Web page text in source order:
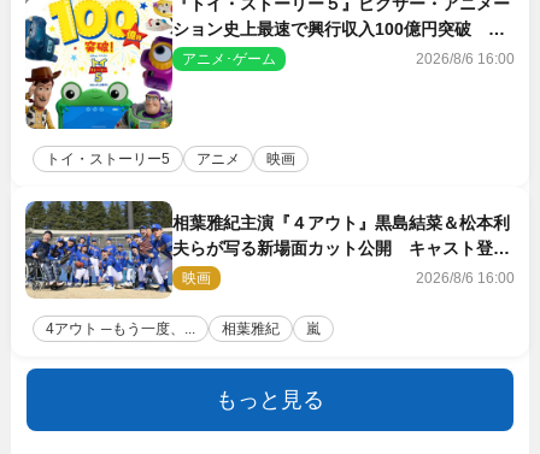
ション史上最速で興行収入100億円突破 シ
リーズNo.1興収が目前
アニメ･ゲーム 2026/8/6 16:00
トイ・ストーリー5 アニメ 映画
相葉雅紀主演『４アウト』黒島結菜＆松本利
夫らが写る新場面カット公開 キャスト登壇
イベントも決定
映画 2026/8/6 16:00
4アウト ─もう一度、... 相葉雅紀 嵐
もっと見る